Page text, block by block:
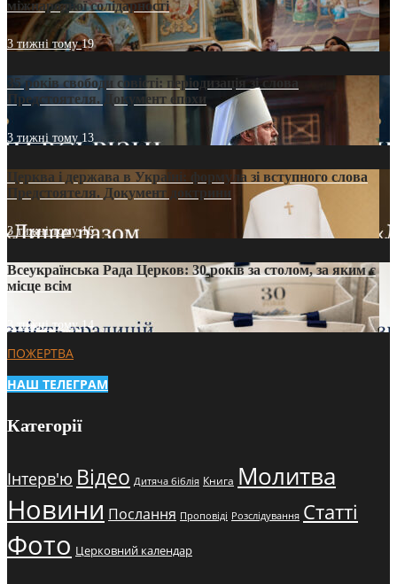
міжнародної солідарності
3 тижні тому19
35 років свободи совісті: періодизація зі слова
Предстоятеля. Документ епохи
3 тижні тому 13
Церква і держава в Україні: формула зі вступного слова
Предстоятеля. Документ доктрини
3 тижні тому16
Всеукраїнська Рада Церков: 30 років за столом, за яким є
місце всім
3 тижні тому14
ПОЖЕРТВА
НАШ ТЕЛЕГРАМ
Категорії
Інтерв'ю Відео Дитяча біблія Книга Молитва
Новини Послання Проповіді Розслідування Статті
Фото Церковний календар